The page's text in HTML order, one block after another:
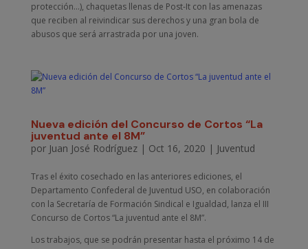
protección…), chaquetas llenas de Post-It con las amenazas
que reciben al reivindicar sus derechos y una gran bola de
abusos que será arrastrada por una joven.
Nueva edición del Concurso de Cortos “La
juventud ante el 8M”
por Juan José Rodríguez| Oct 16, 2020 | Juventud
Tras el éxito cosechado en las anteriores ediciones, el
Departamento Confederal de Juventud USO, en colaboración
con la Secretaría de Formación Sindical e Igualdad, lanza el III
Concurso de Cortos “La juventud ante el 8M”.
Los trabajos, que se podrán presentar hasta el próximo 14 de